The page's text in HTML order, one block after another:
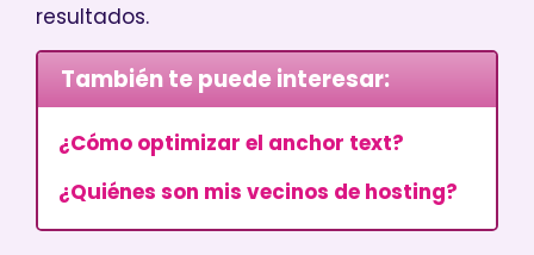
resultados.
También te puede interesar:
¿Cómo optimizar el anchor text?
¿Quiénes son mis vecinos de hosting?